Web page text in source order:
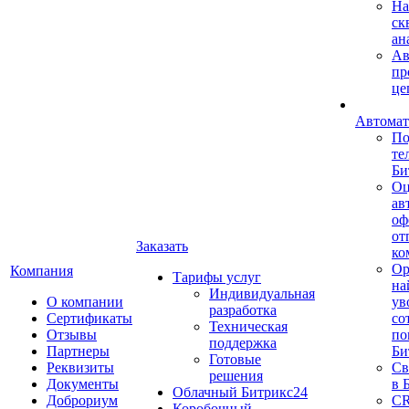
Компания
О компании
Сертификаты
Отзывы
Партнеры
Реквизиты
Документы
Доброриум
Заказать
Тарифы услуг
Индивидуальная
разработка
Техническая
поддержка
Готовые
решения
Облачный Битрикс24
в